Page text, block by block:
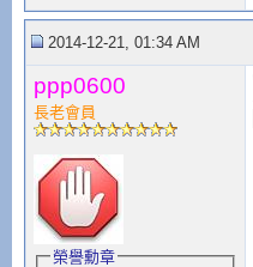
2014-12-21, 01:34 AM
ppp0600
長老會員
榮譽勳章